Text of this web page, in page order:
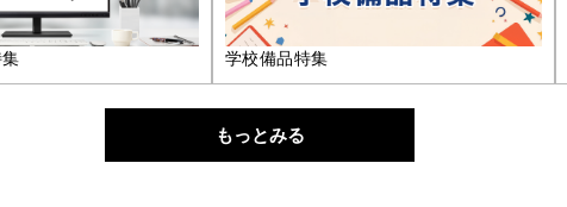
学校備品特集
もっとみる